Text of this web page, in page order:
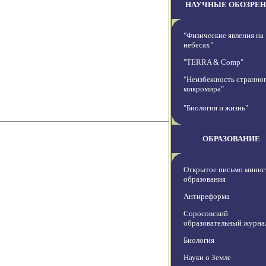
НАУЧНЫЕ
"Физические явления на
небесах"
"TERRA & Comp"
"Неизбежность
микромира"
"Биология и жизнь"
ОБРАЗОВАНИЕ
Открытое письмо
образования
Антиреформа
Соросовский
образовательный
Биология
Науки о Земле